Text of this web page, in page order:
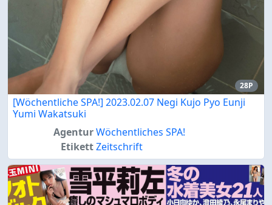
28P
[Wöchentliche SPA!] 2023.02.07 Negi Kujo Pyo Eunji
Yumi Wakatsuki
AgenturWöchentliches SPA!
EtikettZeitschrift